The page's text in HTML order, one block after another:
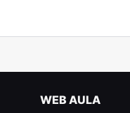
WEB AULA